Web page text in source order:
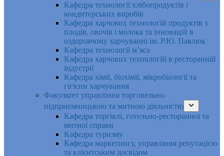
Кафедра технології хлібопродуктів і
кондитерських виробів
Кафедра харчових технологій продуктів з
плодів, овочів і молока та інновацій в
оздоровчому харчуванні ім. Р.Ю. Павлюк
Кафедра технології м’яса
Кафедра харчових технологій в ресторанній
індустрії
Кафедра хімії, біохімії, мікробіології та
гігієни харчування
Факультет управління торговельно-
підприємницькою та митною діяльністю
Кафедра торгівлі, готельно-ресторанної та
митної справи
Кафедра туризму
Кафедра маркетингу, управління репутацією
та клієнтським досвідом